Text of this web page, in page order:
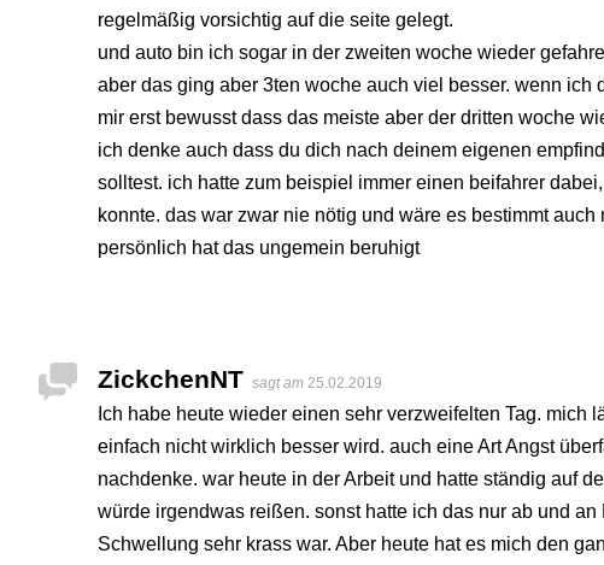
regelmäßig vorsichtig auf die seite gelegt.
und auto bin ich sogar in der zweiten woche wieder
aber das ging aber 3ten woche auch viel besser. wenn ich
mir erst bewusst dass das meiste aber der dritten woche
ich denke auch dass du dich nach deinem eigenen
solltest. ich hatte zum beispiel immer einen beifahrer
konnte. das war zwar nie nötig und wäre es bestimmt
persönlich hat das ungemein beruhigt
ZickchenNT sagt am 25.02.2019
Ich habe heute wieder einen sehr verzweifelten Tag. mich
einfach nicht wirklich besser wird. auch eine Art Angst
nachdenke. war heute in der Arbeit und hatte ständig auf
würde irgendwas reißen. sonst hatte ich das nur ab und
Schwellung sehr krass war. Aber heute hat es mich den